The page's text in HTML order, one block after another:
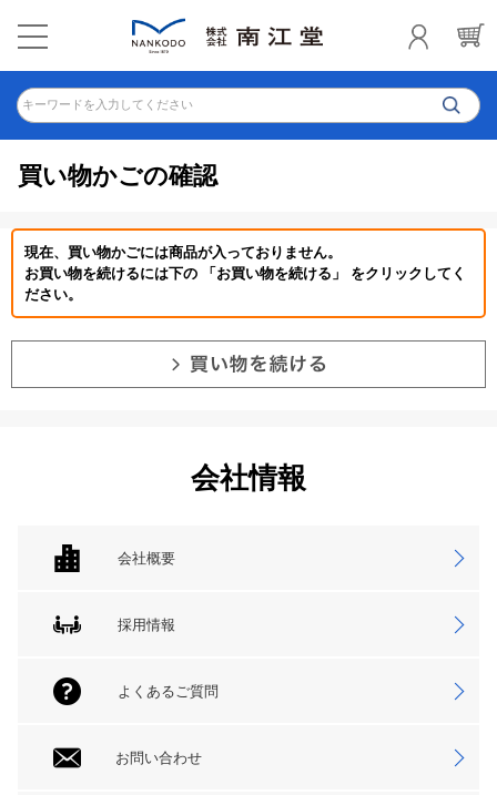
キーワードを入力してください
買い物かごの確認
現在、買い物かごには商品が入っておりません。
お買い物を続けるには下の 「お買い物を続ける」 をクリックしてく
ださい。
会社情報
会社概要
採用情報
よくあるご質問
お問い合わせ